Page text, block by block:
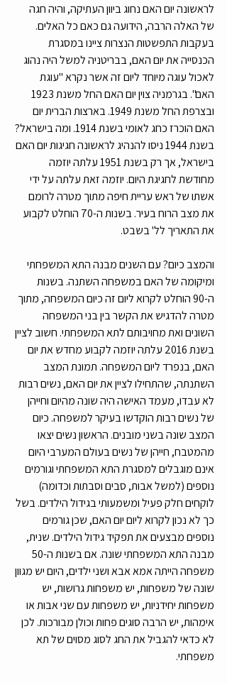
לראשונה יום האם נחוג ביוון העתיקה, והיה חגה
של האלה הרבה, הידועה גם כאם כל האלים.
בעקבות התפשטות הנצרות ציינו במסגרת
הכנסייה את יום האם, בבריטניה למשל היה נהוג
לאכול עוגה מיוחד ליום זה אשר נקרא "עוגת
ובצרפת החל משנת 1949. בארצות הברית יום
האם הוכרז כחג לאומי בשנת 1914. ומה בישראל?
בשנת 1944 ניסו להנהיג לראשונה חגיגות יום האם
בישראל, אך רק בשנת 1951 עלתה יוזמה
מחודשת לחגיגת היום. יוזמה זאת עלתה על ידי
אשתו של ראש עריית חיפה מתוך מטרה לרומם
את מצב הרוח בעיר. בשנות ה-70 הוחלט לקבוע
את התאריך לל' בשבט.
והמצב כיום? עם השנים מבנה התא המשפחתי
ומיקומה של האם במשפחה השתנה. בשנות
ה-90 הוחלט לקרוא ליום זה כיום המשפחה, מתוך
מטרה להדגיש את הקשר בין בני המשפחה
השונים ואת מחויבותם לתא המשפחתי. חשוב לציין
בשנת 2016 עלתה יוזמה לקבוע מחדש את יום
האם, בנפרד ליום המשפחה. תמונת המצב
השתנתה, שהתחילו לציין את יום האם, נשים רבות
לא עבדו, מעמד האישה היה שונה מהיום וחייהן
של נשים רבות הוקדשו בעיקר למשפחה. כיום
המצב שונה בשני מובנים. הראשון נשים יצאו
מהמטבח, חייהן של נשים בעולם המערבי היום
אינם מוגבלים למסגרת התא המשפחתי וגורמים
נוספים (למשל אבות, סבים וסבתות וכדומה)
לוקחים חלק פעיל ומשמעותי בגידול הילדים. בשל
כך לא נכון לקרוא ליום יום האם, שכן גורמים
נוספים מבצעים את תפקיד גידול הילדים. שנית,
משפחה הייתה אמא אבא ושני ילדים, היום יש מגוון
שונה של משפחות, יש משפחות גרושות, יש
משפחות יחידניות, יש משפחות עם שני אבות או
אימהות, יש הרבה סוגים פחות וכולן מבורכות. לכן
לא כדאי להגביל את החג לסוג מסוים של תא
משפחתי.